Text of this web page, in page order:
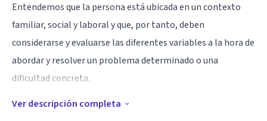
Entendemos que la persona está ubicada en un contexto
familiar, social y laboral y que, por tanto, deben
considerarse y evaluarse las diferentes variables a la hora de
abordar y resolver un problema determinado o una
dificultad concreta.
Ver descripción completa